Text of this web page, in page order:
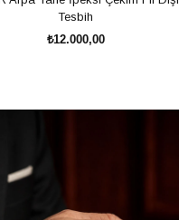
Tesbih
₺12.000,00